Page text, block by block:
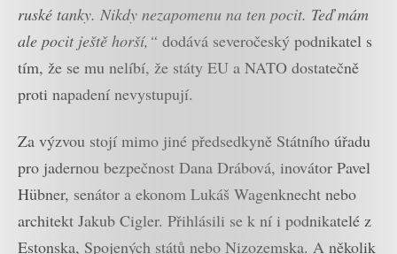
ruské tanky. Nikdy nezapomenu na ten pocit. Teď mám
ale pocit ještě horší,“ dodává severočeský podnikatel s
tím, že se mu nelíbí, že státy EU a NATO dostatečně
proti napadení nevystupují.
Za výzvou stojí mimo jiné předsedkyně Státního úřadu
pro jadernou bezpečnost Dana Drábová, inovátor Pavel
Hübner, senátor a ekonom Lukáš Wagenknecht nebo
architekt Jakub Cigler. Přihlásili se k ní i podnikatelé z
Estonska, Spojených států nebo Nizozemska. A několik